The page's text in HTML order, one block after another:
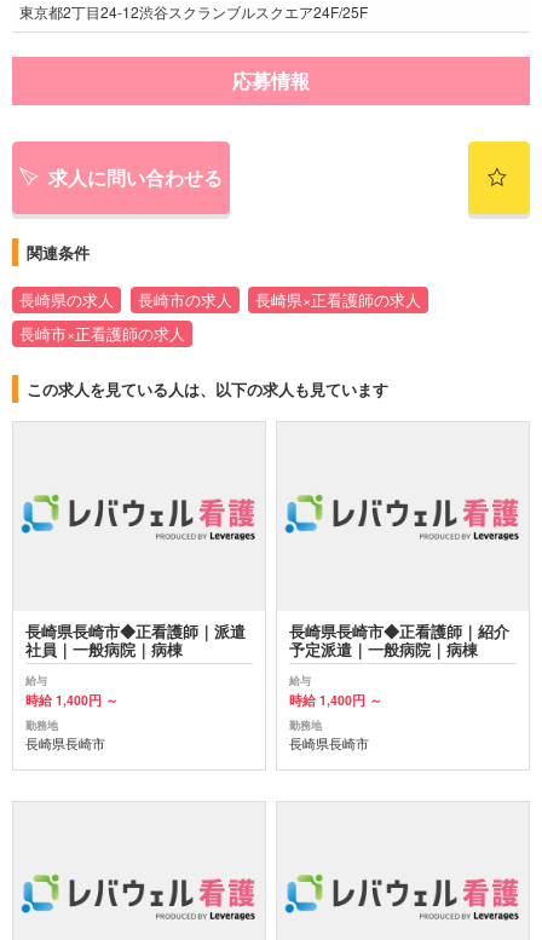
東京都2丁目24-12渋谷スクランブルスクエア24F/25F
応募情報
求人に問い合わせる
関連条件
長崎県の求人 長崎市の求人
長崎県×正看護師の求人
長崎市×正看護師の求人
この求人を見ている人は、以下の求人も見ています
長崎県長崎市◆正看護師｜派遣
社員｜一般病院｜病棟
給与
時給 1,400円 ～
勤務地
長崎県長崎市
長崎県長崎市◆正看護師｜紹介
予定派遣｜一般病院｜病棟
給与
時給 1,400円 ～
勤務地
長崎県長崎市